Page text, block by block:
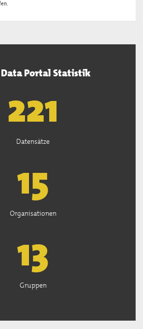
Portal Statistik
222
Datensätze
15
Organisationen
13
Gruppen